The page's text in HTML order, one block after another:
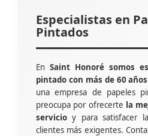
Especialistas en
Pintados
En Saint Honoré somos
pintado con más de 60 años
una empresa de papeles
preocupa por ofrecerte la
servicio y para satisfacer
clientes más exigentes.